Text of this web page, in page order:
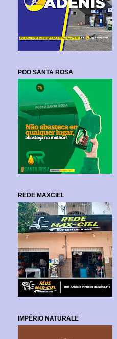
POO SANTA ROSA
REDE MAXCIEL
IMPÉRIO NATURALE